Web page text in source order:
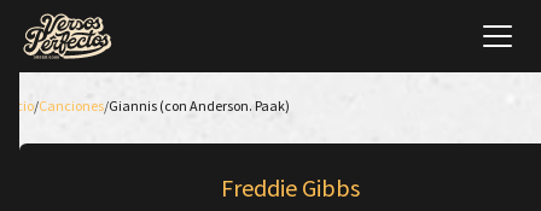
Inicio/Canciones/Giannis (con Anderson. Paak)
Freddie Gibbs